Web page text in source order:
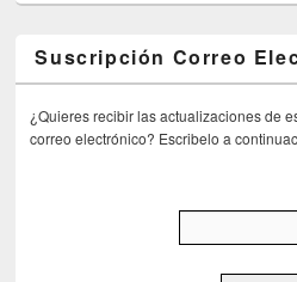
Suscripción Correo
¿Quieres recibir las actualizaciones de
correo electrónico? Escribelo a